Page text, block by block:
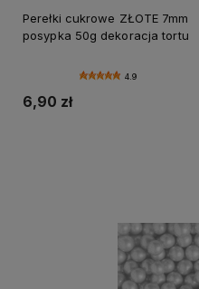
Perełki cukrowe ZŁOTE 7mm
posypka 50g dekoracja tortu
4.9
6,90 zł